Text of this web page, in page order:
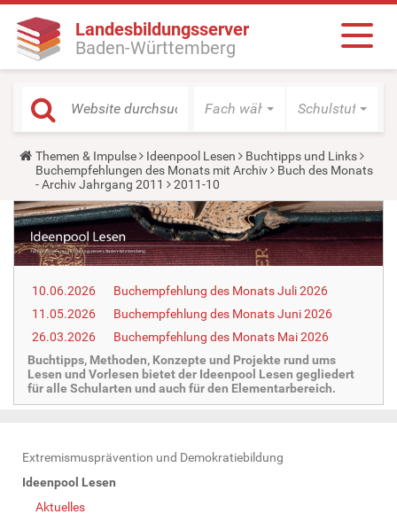
Landesbildungsserver
Baden-Württemberg
Fach wählen Schulstufe
Y
o
u
a
r
e
h
e
r
:
Themen & Impulse Ideenpool Lesen
Buchtipps und Links
Buchempfehlungen des Monats mit Archiv
Buch des Monats
- Archiv Jahrgang 2011
2011-10
10.06.2026
Buchempfehlung des Monats Juli 2026
11.05.2026
Buchempfehlung des Monats Juni 2026
26.03.2026
Buchempfehlung des Monats Mai 2026
Buchtipps, Methoden, Konzepte und Projekte rund ums
Lesen und Vorlesen bietet der Ideenpool Lesen gegliedert
für alle Schularten und auch für den Elementarbereich.
N
a
Extremismusprävention und Demokratiebildung
Ideenpool Lesen
Aktuelles